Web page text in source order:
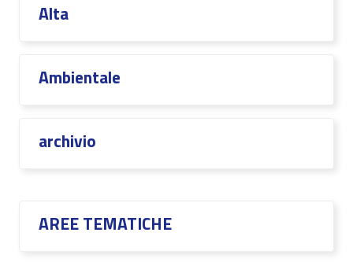
Alta
Ambientale
archivio
AREE TEMATICHE